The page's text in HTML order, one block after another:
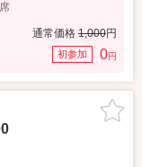
通常価格 1,000円
初参加 0円